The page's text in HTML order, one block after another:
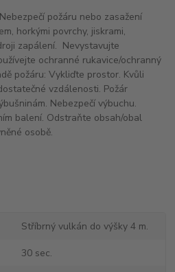
požáru nebo zasažení
horkými povrchy, jiskrami,
zapálení. Nevystavujte
ochranné rukavice/ochranný
požáru: Vykliďte prostor. Kvůli
vzdálenosti. Požár
Nebezpečí výbuchu.
balení. Odstraňte obsah/obal
osobě.
Stříbrný vulkán do výšky 4 m.
30 sec.